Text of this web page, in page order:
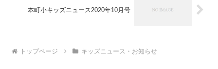
本町小キッズニュース2020年10月号
トップページ キッズニュース・お知らせ